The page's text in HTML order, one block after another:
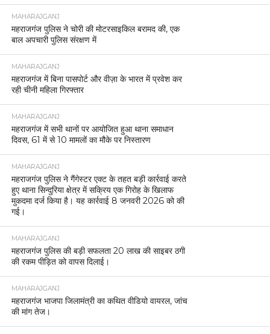
MAHARAJGANJ
महराजगंज पुलिस ने चोरी की मोटरसाइकिल बरामद की, एक
बाल अपचारी पुलिस संरक्षण में
MAHARAJGANJ
महराजगंज में बिना पासपोर्ट और वीज़ा के भारत में प्रवेश कर
रही चीनी महिला गिरफ्तार
MAHARAJGANJ
महराजगंज में सभी थानों पर आयोजित हुआ थाना समाधान
दिवस, 61 में से 10 मामलों का मौके पर निस्तारण
MAHARAJGANJ
महराजगंज पुलिस ने गैंगेस्टर एक्ट के तहत बड़ी कार्रवाई करते
हुए थाना सिन्दुरिया क्षेत्र में सक्रिय एक गिरोह के खिलाफ
मुकदमा दर्ज किया है। यह कार्रवाई 8 जनवरी 2026 को की
गई।
MAHARAJGANJ
महराजगंज पुलिस की बड़ी सफलता 20 लाख की साइबर ठगी
की रकम पीड़ित को वापस दिलाई।
MAHARAJGANJ
महराजगंज भाजपा जिलामंत्री का कथित वीडियो वायरल, जांच
की मांग तेज।